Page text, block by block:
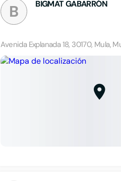
B BIGMAT GABARRÓN
Avenida Explanada 18, 30170, Mula,